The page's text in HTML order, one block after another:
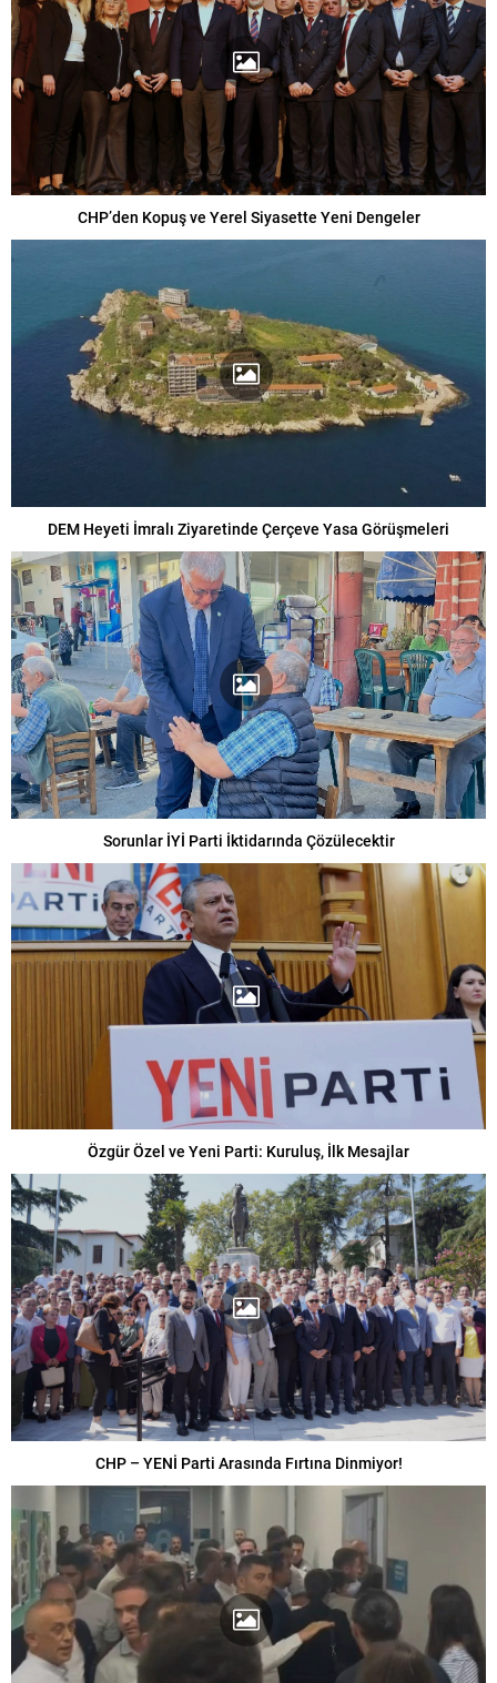
CHP’den Kopuş ve Yerel Siyasette Yeni Dengeler
DEM Heyeti İmralı Ziyaretinde Çerçeve Yasa Görüşmeleri
Sorunlar İYİ Parti İktidarında Çözülecektir
Özgür Özel ve Yeni Parti: Kuruluş, İlk Mesajlar
CHP – YENİ Parti Arasında Fırtına Dinmiyor!